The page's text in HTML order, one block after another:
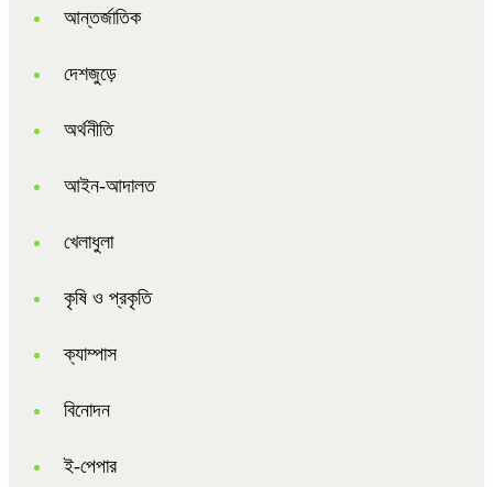
আন্তর্জাতিক
দেশজুড়ে
অর্থনীতি
আইন-আদালত
খেলাধুলা
কৃষি ও প্রকৃতি
ক্যাম্পাস
বিনোদন
ই-পেপার